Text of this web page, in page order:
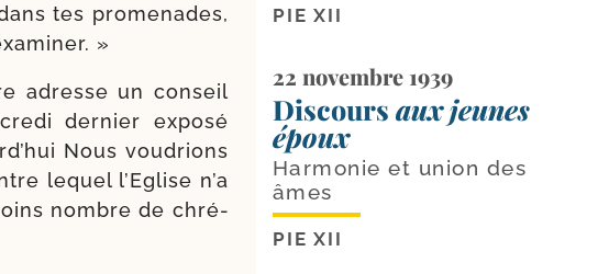
tes pro­me­nades,
»
adresse un conseil
der­nier expo­sé
Nous vou­drions
lequel l’Eglise n’a
nombre de chré­
PIE XII
22 novembre 1939
Discours aux jeunes
époux
Harmonie et union des
âmes
PIE XII